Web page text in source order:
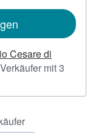
Cesare di
mit 3